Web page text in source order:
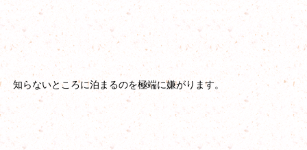
知らないところに泊まるのを極端に嫌がります。